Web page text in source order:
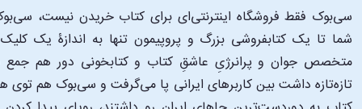
سی‌بوک فقط فروشگاه اینترنتی‌ای برای کتاب خریدن نیست،
متخصص جوان و پرانرژیِ عاشقِ کتاب و کتابخونی دور هم جمع
تازه‌تازه داشت بین کاربرهای ایرانی پا می‌گرفت و سی‌بوک هم